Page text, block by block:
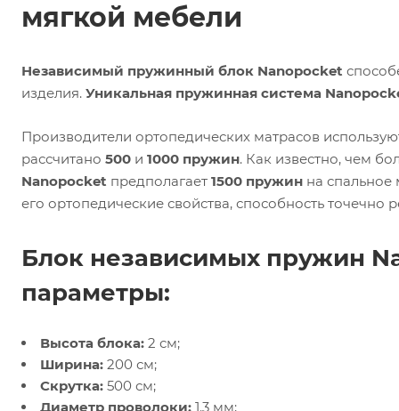
мягкой мебели
Независимый пружинный блок Nanopocket
изделия. Уникальная пружинная система
Производители ортопедических матрасов
рассчитано 500 и 1000 пружин. Как известно, чем
Nanopocket предполагает 1500 пружин на спальное
его ортопедические свойства, способность точечно
Блок независимых пружин
параметры:
Высота блока: 2 см;
Ширина: 200 см;
Скрутка: 500 см;
Диаметр проволоки: 1.3 мм;